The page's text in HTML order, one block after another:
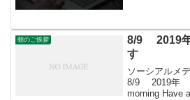
朝のご挨拶
8/9 2019
す
ソーシアルメ
8/9 2019年
morning Have